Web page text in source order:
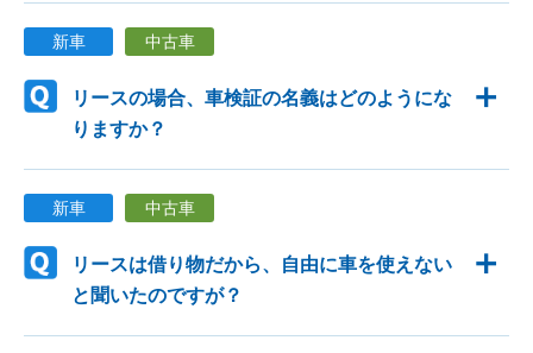
新車 中古車
リースの場合、車検証の名義はどのようにな
りますか？
新車 中古車
リースは借り物だから、自由に車を使えない
と聞いたのですが？